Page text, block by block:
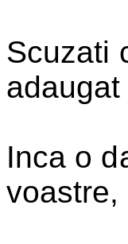
Scuzati
Inca o
voastre,